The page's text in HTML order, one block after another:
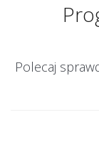
Polecaj